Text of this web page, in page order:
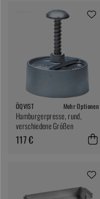
ÖQVIST Mehr Optionen
Hamburgerpresse, rund,
verschiedene Größen
117 €